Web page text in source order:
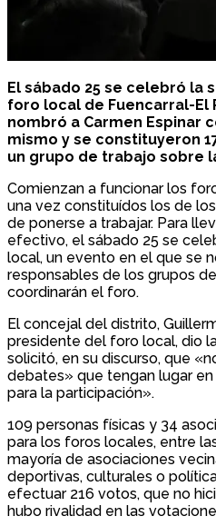
El sábado 25 se celebró la
foro local de Fuencarral-El
nombró a Carmen Espinar
mismo y se constituyeron
un grupo de trabajo sobre
Comienzan a funcionar los
una vez constituídos los de
de ponerse a trabajar. Para
efectivo, el sábado 25 se
local, un evento en el que se
responsables de los grupos
coordinarán el foro.
El concejal del distrito,
presidente del foro local, dio
solicitó, en su discurso, que
debates» que tengan lugar
para la participación».
109 personas físicas y 34
para los foros locales, entre
mayoría de asociaciones
deportivas, culturales o
efectuar 216 votos, que no
hubo rivalidad en las